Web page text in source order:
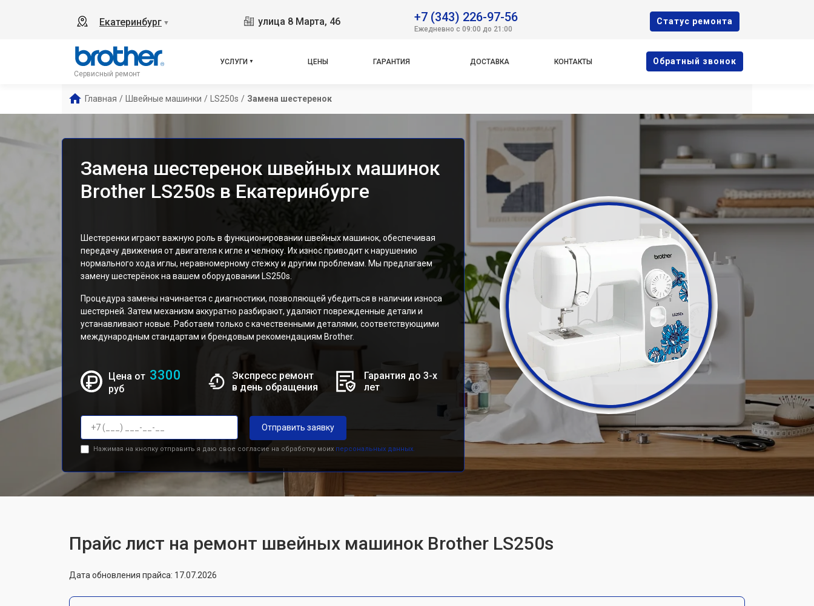
Екатеринбург ▼ улица 8 Марта, 46 +7 (343) 226-97-56
Ежедневно с 09:00 до 21:00
Cтатус ремонта
Сервисный ремонт
УСЛУГИ ЦЕНЫ ГАРАНТИЯ ДОСТАВКА КОНТАКТЫ Oбратный звонок
Главная / Швейные машинки / LS250s / Замена шестеренок
Замена шестеренок швейных машинок
Brother LS250s в Екатеринбурге
Шестеренки играют важную роль в функционировании швейных машинок, обеспечивая
передачу движения от двигателя к игле и челноку. Их износ приводит к нарушению
нормального хода иглы, неравномерному стежку и другим проблемам. Мы предлагаем
замену шестерёнок на вашем оборудовании LS250s.
Процедура замены начинается с диагностики, позволяющей убедиться в наличии износа
шестерней. Затем механизм аккуратно разбирают, удаляют поврежденные детали и
устанавливают новые. Работаем только с качественными деталями, соответствующими
международным стандартам и брендовым рекомендациям Brother.
Цена от 3300
руб
Экспресс ремонт
в день обращения
Гарантия до 3-х
лет
Отправить заявку
Нажимая на кнопку отправить я даю свое согласие на обработку моих персональных данных.
Прайс лист на ремонт швейных машинок Brother LS250s
Дата обновления прайса: 17.07.2026